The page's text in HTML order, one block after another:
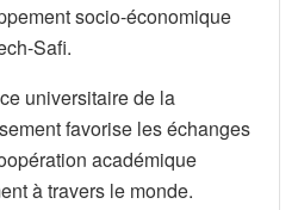
socio-économique
Safi.
universitaire de la
favorise les échanges
académique
à travers le monde.